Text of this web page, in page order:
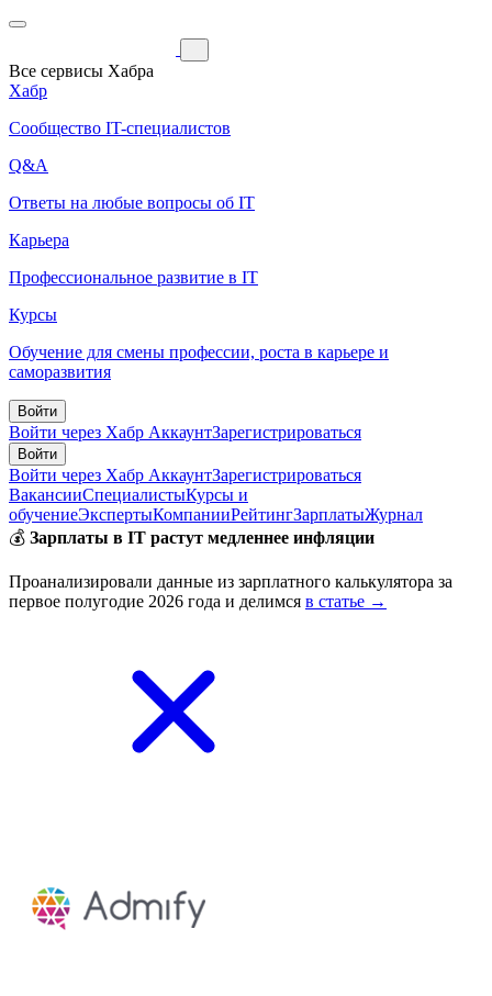
Все сервисы Хабра
Хабр
Сообщество IT-специалистов
Q&A
Ответы на любые вопросы об IT
Карьера
Профессиональное развитие в IT
Курсы
Обучение для смены профессии, роста в карьере и
саморазвития
Войти
Войти через Хабр АккаунтЗарегистрироваться
Войти
Войти через Хабр АккаунтЗарегистрироваться
ВакансииСпециалистыКурсы и
обучениеЭкспертыКомпанииРейтингЗарплатыЖурнал
💰 Зарплаты в IT растут медленнее инфляции
Проанализировали данные из зарплатного калькулятора за
первое полугодие 2026 года и делимся в статье →